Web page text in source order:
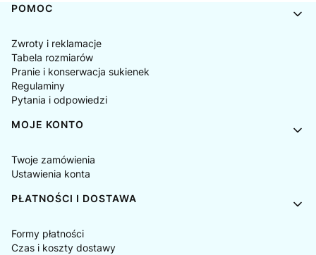
Linki w stopce
POMOC
Zwroty i reklamacje
Tabela rozmiarów
Pranie i konserwacja sukienek
Regulaminy
Pytania i odpowiedzi
MOJE KONTO
Twoje zamówienia
Ustawienia konta
PŁATNOŚCI I DOSTAWA
Formy płatności
Czas i koszty dostawy